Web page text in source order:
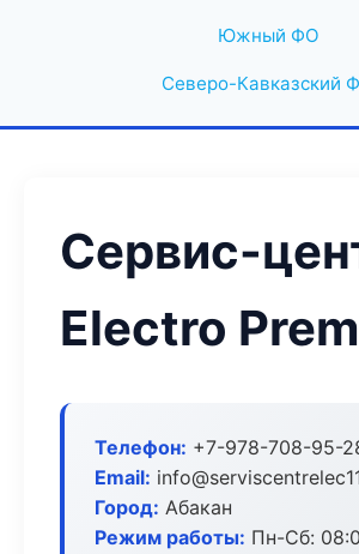
Южный ФО
Северо-Кавказский
Сервис-
Electro
Телефон: +7-978-708-95-
Email:
Город: Абакан
Режим работы: Пн-Сб: